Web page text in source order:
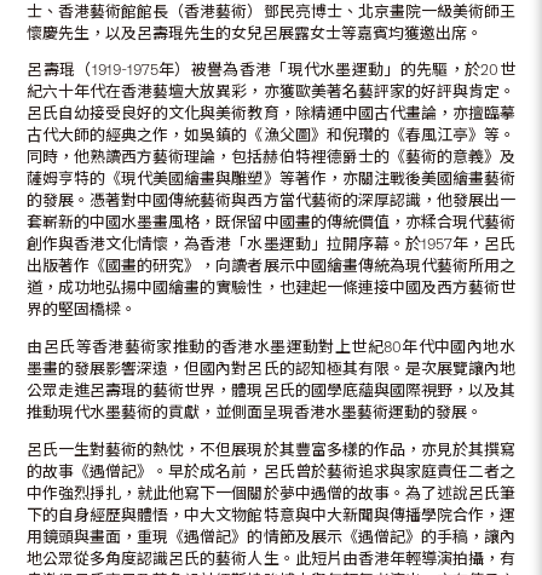
士、香港藝術館館長（香港藝術）鄧民亮博士、北京畫院一級美術師王
懷慶先生，以及呂壽琨先生的女兒呂展露女士等嘉賓均獲邀出席。
呂壽琨（1919-1975年）被譽為香港「現代水墨運動」的先驅，於20世
紀六十年代在香港藝壇大放異彩，亦獲歐美著名藝評家的好評與肯定。
呂氏自幼接受良好的文化與美術教育，除精通中國古代畫論，亦擅臨摹
古代大師的經典之作，如吳鎮的《漁父圖》和倪瓚的《春風江亭》等。
同時，他熟讀西方藝術理論，包括赫伯特裡德爵士的《藝術的意義》及
薩姆亨特的《現代美國繪畫與雕塑》等著作，亦關注戰後美國繪畫藝術
的發展。憑著對中國傳統藝術與西方當代藝術的深厚認識，他發展出一
套嶄新的中國水墨畫風格，既保留中國畫的傳統價值，亦糅合現代藝術
創作與香港文化情懷，為香港「水墨運動」拉開序幕。於1957年，呂氏
出版著作《國畫的研究》，向讀者展示中國繪畫傳統為現代藝術所用之
道，成功地弘揚中國繪畫的實驗性，也建起一條連接中國及西方藝術世
界的堅固橋樑。
由呂氏等香港藝術家推動的香港水墨運動對上世紀80年代中國內地水
墨畫的發展影響深遠，但國內對呂氏的認知極其有限。是次展覽讓內地
公眾走進呂壽琨的藝術世界，體現呂氏的國學底蘊與國際視野，以及其
推動現代水墨藝術的貢獻，並側面呈現香港水墨藝術運動的發展。
呂氏一生對藝術的熱忱，不但展現於其豐富多樣的作品，亦見於其撰寫
的故事《遇僧記》。早於成名前，呂氏曾於藝術追求與家庭責任二者之
中作強烈掙扎，就此他寫下一個關於夢中遇僧的故事。為了述說呂氏筆
下的自身經歷與體悟，中大文物館特意與中大新聞與傳播學院合作，運
用鏡頭與畫面，重現《遇僧記》的情節及展示《遇僧記》的手稿，讓內
地公眾從多角度認識呂氏的藝術人生。此短片由香港年輕導演拍攝，有